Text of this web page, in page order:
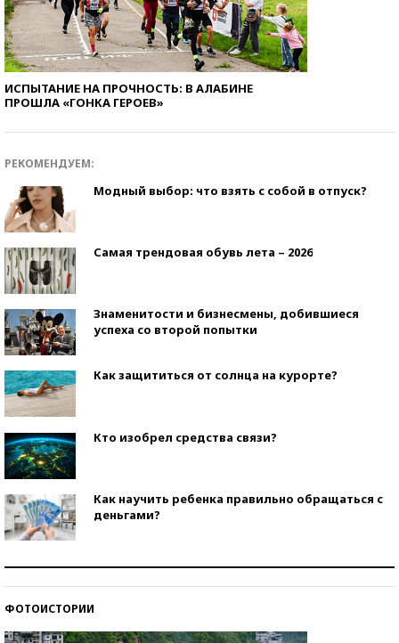
ИСПЫТАНИЕ НА ПРОЧНОСТЬ: В АЛАБИНЕ
ПРОШЛА «ГОНКА ГЕРОЕВ»
РЕКОМЕНДУЕМ:
Модный выбор: что взять с собой в отпуск?
Самая трендовая обувь лета – 2026
Знаменитости и бизнесмены, добившиеся
успеха со второй попытки
Как защититься от солнца на курорте?
Кто изобрел средства связи?
Как научить ребенка правильно обращаться с
деньгами?
ФОТОИСТОРИИ